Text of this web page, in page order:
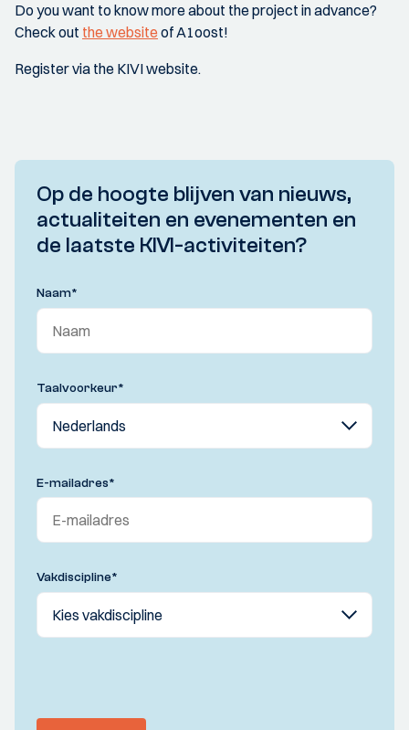
Do you want to know more about the project in advance?
Check out the websiteof A1oost!
Register via the KIVI website.
Op de hoogte blijven van nieuws,
actualiteiten en evenementen en
de laatste KIVI-activiteiten?
Naam*
Taalvoorkeur*
E-mailadres*
Vakdiscipline*